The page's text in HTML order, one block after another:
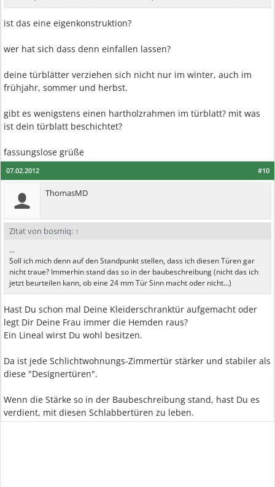
ist das eine eigenkonstruktion?
wer hat sich dass denn einfallen lassen?
deine türblätter verziehen sich nicht nur im winter, auch im
frühjahr, sommer und herbst.
gibt es wenigstens einen hartholzrahmen im türblatt? mit was
ist dein türblatt beschichtet?
fassungslose grüße
#10
07.02.2012
ThomasMD
Zitat von bosmiq: ↑
...
Soll ich mich denn auf den Standpunkt stellen, dass ich diesen Türen gar
nicht traue? Immerhin stand das so in der baubeschreibung (nicht das ich
jetzt beurteilen kann, ob eine 24 mm Tür Sinn macht oder nicht...)
Hast Du schon mal Deine Kleiderschranktür aufgemacht oder
legt Dir Deine Frau immer die Hemden raus?
Ein Lineal wirst Du wohl besitzen.
Da ist jede Schlichtwohnungs-Zimmertür stärker und stabiler als
diese "Designertüren".
Wenn die Stärke so in der Baubeschreibung stand, hast Du es
verdient, mit diesen Schlabbertüren zu leben.